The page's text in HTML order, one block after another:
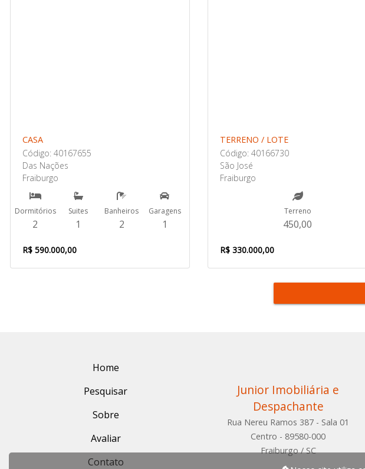
CASA
Código: 40167655
Das Nações
Fraiburgo
Dormitórios
2
Suites
1
Banheiros
2
Garagens
1
R$ 590.000,00
TERRENO / LOTE
Código: 40166730
São José
Fraiburgo
Terreno
450,00
R$ 330.000,00
Home
Pesquisar
Sobre
Avaliar
Contato
Junior Imobiliária e
Despachante
Rua Nereu Ramos 387 - Sala 01
Centro - 89580-000
Fraiburgo / SC